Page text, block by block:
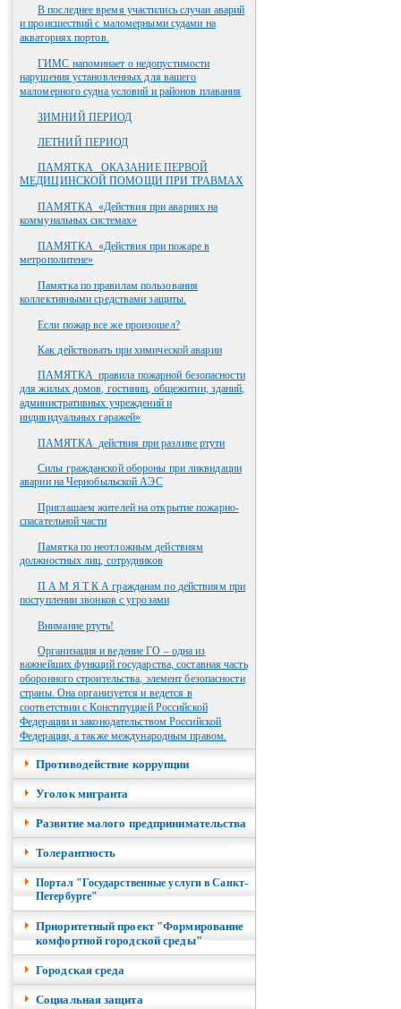
В последнее время участились случаи аварий
и происшествий с маломерными судами на
акваториях портов.
ГИМС напоминает о недопустимости
нарушения установленных для вашего
маломерного судна условий и районов плавания
ЗИМНИЙ ПЕРИОД
ЛЕТНИЙ ПЕРИОД
ПАМЯТКА _ОКАЗАНИЕ ПЕРВОЙ
МЕДИЦИНСКОЙ ПОМОЩИ ПРИ ТРАВМАХ
ПАМЯТКА_«Действия при авариях на
коммунальных системах»
ПАМЯТКА_«Действия при пожаре в
метрополитене»
Памятка по правилам пользования
коллективными средствами защиты.
Если пожар все же произошел?
Как действовать при химической аварии
ПАМЯТКА_правила пожарной безопасности
для жилых домов, гостиниц, общежитии, зданий,
административных учреждений и
индивидуальных гаражей»
ПАМЯТКА_действия при разливе ртути
Силы гражданской обороны при ликвидации
аварии на Чернобыльской АЭС
Приглашаем жителей на открытие пожарно-
спасательной части
Памятка по неотложным действиям
должностных лиц, сотрудников
П А М Я Т К А гражданам по действиям при
поступлении звонков с угрозами
Внимание ртуть!
Организация и ведение ГО – одна из
важнейших функций государства, составная часть
оборонного строительства, элемент безопасности
страны. Она организуется и ведется в
соответствии с Конституцией Российской
Федерации и законодательством Российской
Федерации, а также международным правом.
Противодействие коррупции
Уголок мигранта
Развитие малого предпринимательства
Толерантность
Портал "Государственные услуги в Санкт-
Петербурге"
Приоритетный проект "Формирование
комфортной городской среды"
Городская среда
Социальная защита